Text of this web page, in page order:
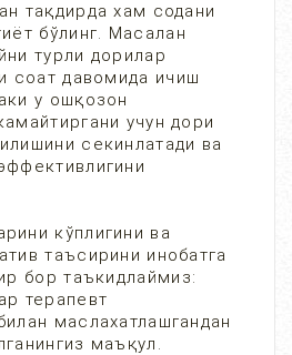
тақдирда хам содани
бўлинг. Масалан
турли дорилар
соат давомида ичиш
у ошқозон
учун дори
секинлатади ва
кўплигини ва
таъсирини инобатга
бор таъкидлаймиз:
терапевт
маслахатлашгандан
маъқул.